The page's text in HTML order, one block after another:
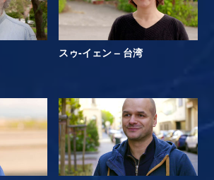
スゥ-イェン – 台湾